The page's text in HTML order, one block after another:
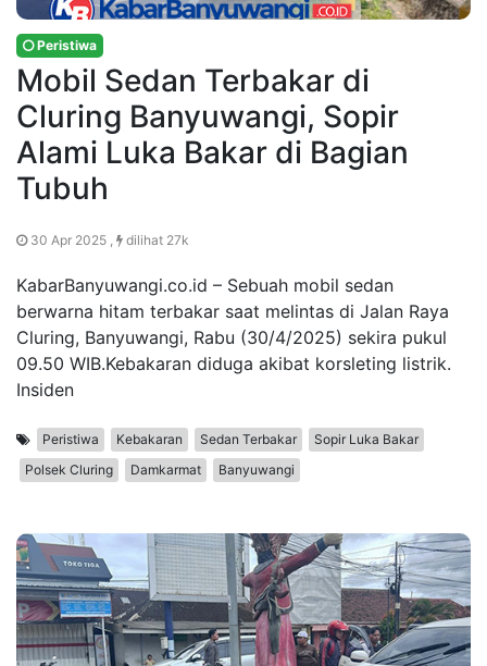
Peristiwa
Mobil Sedan Terbakar di
Cluring Banyuwangi, Sopir
Alami Luka Bakar di Bagian
Tubuh
30 Apr 2025 , dilihat 27k
KabarBanyuwangi.co.id – Sebuah mobil sedan
berwarna hitam terbakar saat melintas di Jalan Raya
Cluring, Banyuwangi, Rabu (30/4/2025) sekira pukul
09.50 WIB.Kebakaran diduga akibat korsleting listrik.
Insiden
Peristiwa Kebakaran Sedan Terbakar
Sopir Luka Bakar
Polsek Cluring
Damkarmat Banyuwangi